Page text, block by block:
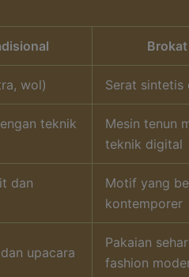
wol) Serat sintetis
teknik
Mesin tenun
teknik digital
dan
Motif yang
kontemporer
upacara
Pakaian
fashion